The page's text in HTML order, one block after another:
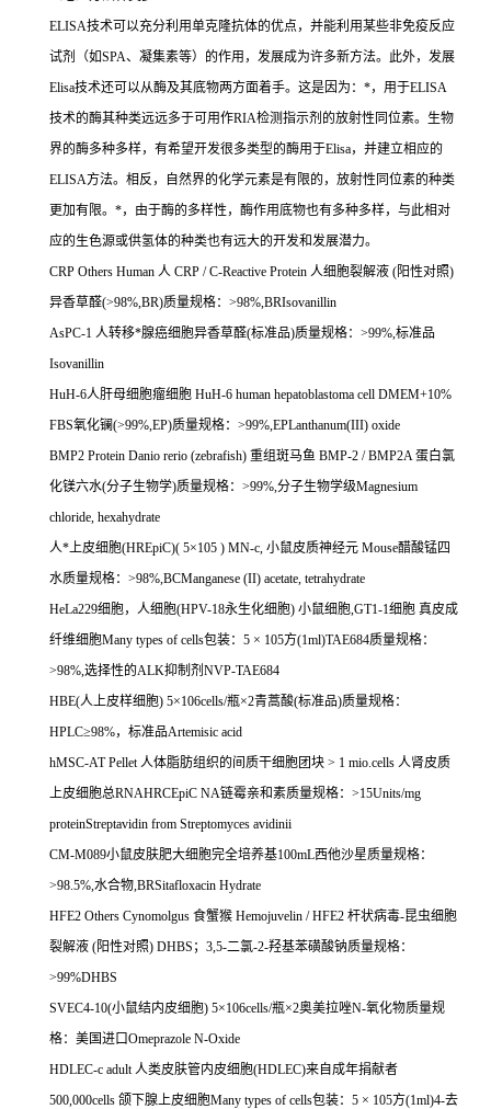
ELISA技术可以充分利用单克隆抗体的优点，并能利用某些非免疫反应
试剂（如SPA、凝集素等）的作用，发展成为许多新方法。此外，发展
Elisa技术还可以从酶及其底物两方面着手。这是因为： *，用于ELISA
技术的酶其种类远远多于可用作RIA检测指示剂的放射性同位素。生物
界的酶多种多样，有希望开发很多类型的酶用于Elisa，并建立相应的
ELISA方法。相反，自然界的化学元素是有限的，放射性同位素的种类
更加有限。 *，由于酶的多样性，酶作用底物也有多种多样，与此相对
应的生色源或供氢体的种类也有远大的开发和发展潜力。
CRP Others Human 人 CRP / C-Reactive Protein 人细胞裂解液 (阳性对照)
异香草醛(>98%,BR)质量规格： >98%,BRIsovanillin
AsPC-1 人转移*腺癌细胞异香草醛(标准品)质量规格： >99%,标准品
Isovanillin
HuH-6人肝母细胞瘤细胞 HuH-6 human hepatoblastoma cell DMEM+10%
FBS氧化镧(>99%,EP)质量规格： >99%,EPLanthanum(III) oxide
BMP2 Protein Danio rerio (zebrafish) 重组斑马鱼 BMP-2 / BMP2A蛋白氯
化镁六水(分子生物学)质量规格： >99%,分子生物学级Magnesium
chloride, hexahydrate
人*上皮细胞(HREpiC)( 5×105 ) MN-c, 小鼠皮质神经元 Mouse醋酸锰四
水质量规格： >98%,BCManganese (II) acetate, tetrahydrate
HeLa229细胞，人细胞(HPV-18永生化细胞) 小鼠细胞,GT1-1细胞 真皮成
纤维细胞Many types of cells包装： 5 × 105方(1ml)TAE684质量规格：
>98%,选择性的ALK抑制剂 NVP-TAE684
HBE(人上皮样细胞) 5×106cells/瓶×2青蒿酸(标准品)质量规格：
HPLC≥98%，标准品Artemisic acid
hMSC-AT Pellet人体脂肪组织的间质干细胞团块 > 1 mio.cells 人肾皮质
上皮细胞总RNAHRCEpiC NA链霉亲和素质量规格： >15Units/mg
proteinStreptavidin from Streptomyces avidinii
CM-M089小鼠皮肤肥大细胞完全培养基100mL西他沙星质量规格：
>98.5%,水合物,BRSitafloxacin Hydrate
HFE2 Others Cynomolgus 食蟹猴 Hemojuvelin / HFE2 杆状病毒-昆虫细胞
裂解液 (阳性对照) DHBS ； 3,5-二氯-2-羟基苯磺酸钠质量规格：
>99%DHBS
SVEC4-10(小鼠结内皮细胞) 5×106cells/瓶×2奥美拉唑N-氧化物质量规
格：美国进口Omeprazole N-Oxide
HDLEC-c adult人类皮肤管内皮细胞(HDLEC)来自成年捐献者
500,000cells 颌下腺上皮细胞Many types of cells包装： 5 × 105方(1ml)4-去